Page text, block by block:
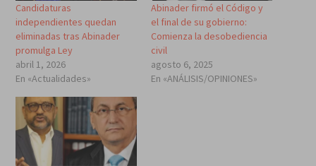
Candidaturas
independientes quedan
eliminadas tras Abinader
promulga Ley
abril 1, 2026
En «Actualidades»
Abinader firmó el Código y
el final de su gobierno:
Comienza la desobediencia
civil
agosto 6, 2025
En «ANÁLISIS/OPINIONES»